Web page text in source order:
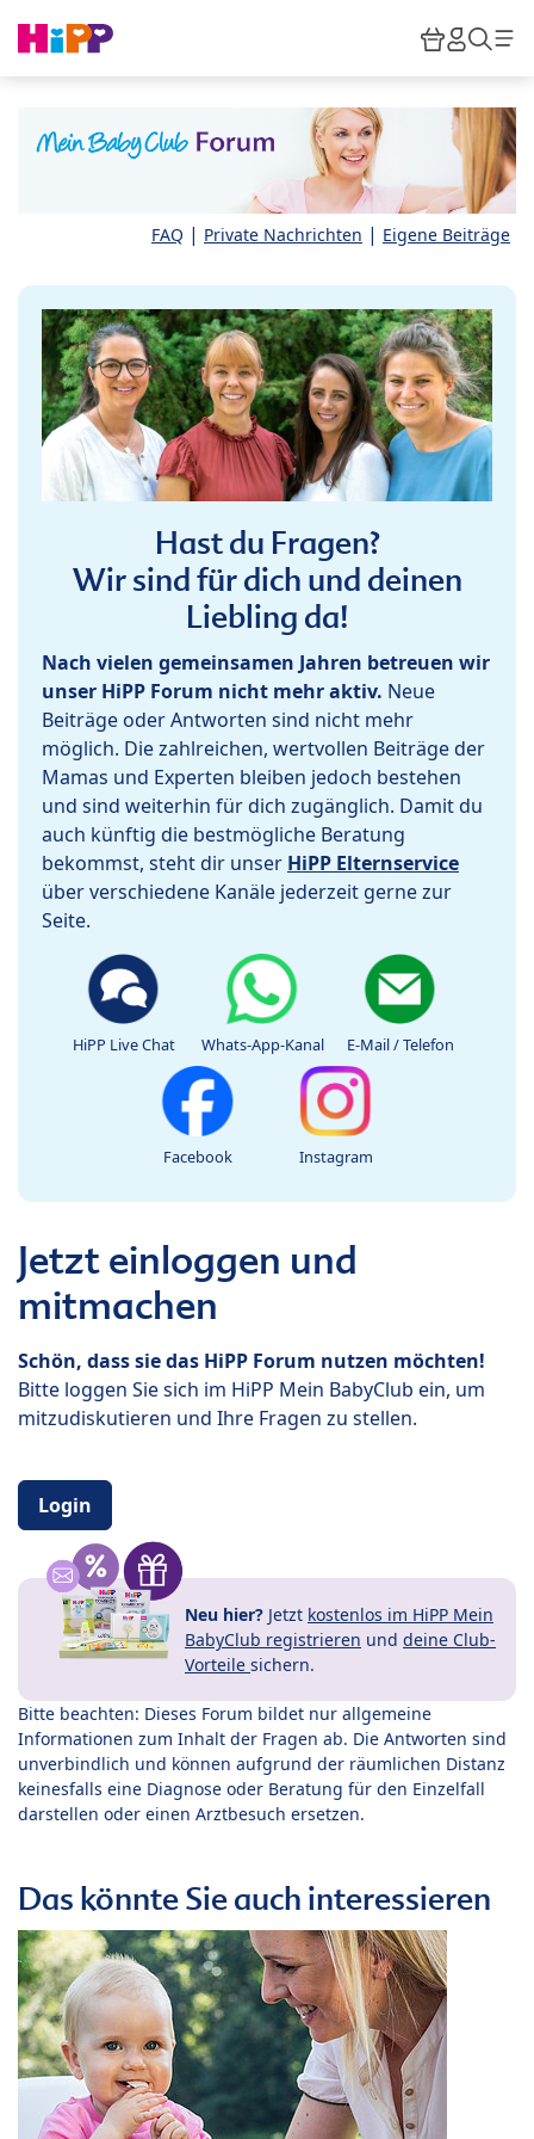
HiPP
FAQ | Private Nachrichten | Eigene Beiträge
Hast du Fragen?
Wir sind für dich und deinen
Liebling da!
Nach vielen gemeinsamen Jahren betreuen wir
unser HiPP Forum nicht mehr aktiv. Neue
Beiträge oder Antworten sind nicht mehr
möglich. Die zahlreichen, wertvollen Beiträge der
Mamas und Experten bleiben jedoch bestehen
und sind weiterhin für dich zugänglich. Damit du
auch künftig die bestmögliche Beratung
bekommst, steht dir unser HiPP Elternservice
über verschiedene Kanäle jederzeit gerne zur
Seite.
HiPP Live Chat Whats-App-Kanal E-Mail / Telefon
Facebook Instagram
Jetzt einloggen und
mitmachen
Schön, dass sie das HiPP Forum nutzen möchten!
Bitte loggen Sie sich im HiPP Mein BabyClub ein, um
mitzudiskutieren und Ihre Fragen zu stellen.
Login
Neu hier? Jetzt kostenlos im HiPP Mein
BabyClub registrieren und deine Club-
Vorteile sichern.
Bitte beachten: Dieses Forum bildet nur allgemeine
Informationen zum Inhalt der Fragen ab. Die Antworten sind
unverbindlich und können aufgrund der räumlichen Distanz
keinesfalls eine Diagnose oder Beratung für den Einzelfall
darstellen oder einen Arztbesuch ersetzen.
Das könnte Sie auch interessieren